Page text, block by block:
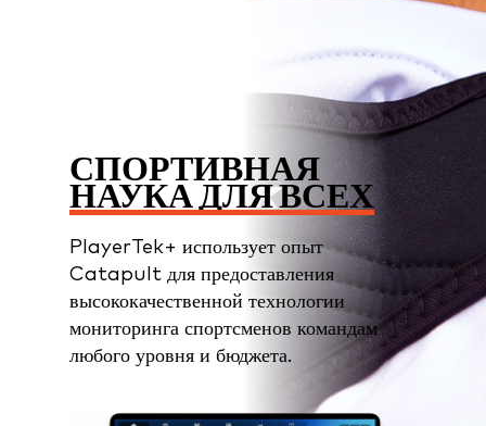
СПОРТИВНАЯ
НАУКА ДЛЯ ВСЕХ
PlayerTek+ использует опыт
Catapult для предоставления
высококачественной технологии
мониторинга спортсменов командам
любого уровня и бюджета.